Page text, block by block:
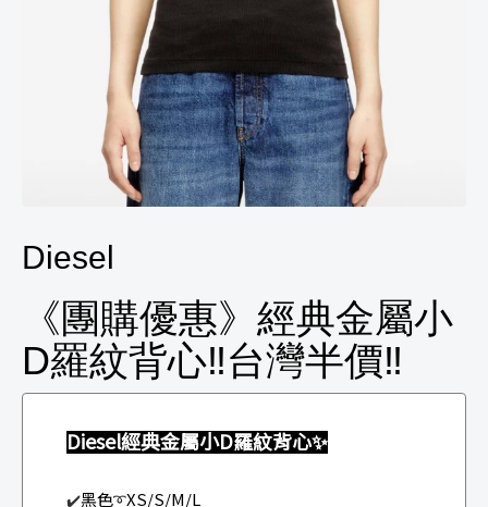
Diesel
《團購優惠》經典金屬小
D羅紋背心‼️台灣半價‼️
Diesel經典金屬小D羅紋背心✨
✔️黑色➰XS/S/M/L